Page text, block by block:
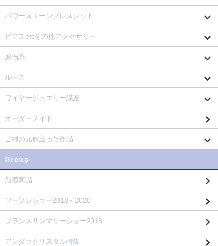
パワーストーンブレスレット
ピアスetcその他アクセサリー
原石系
ルース
ワイヤージュエリー講座
オーダーメイド
ご縁の元旅立った作品
Group
新着商品
ツーソンショー2018～2020
フランスサンマリーショー2018
アンダラクリスタル特集